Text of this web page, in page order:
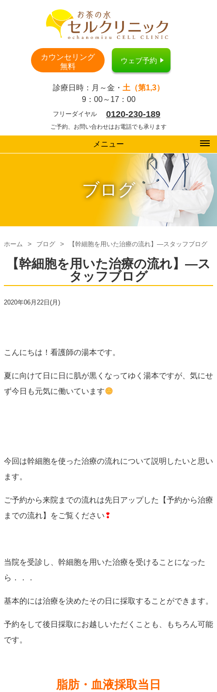
カウンセリング
無料
ウェブ予約
診療日時：月～金・ 土（第1,3）
9：00～17：00
フリーダイヤル 0120-230-189
ご予約、お問い合わせはお電話でも承ります
メニュー
ブログ
ホーム ブログ 【幹細胞を用いた治療の流れ】―スタッフブログ
【幹細胞を用いた治療の流れ】―ス
タッフブログ
2020年06月22日(月)
こんにちは！看護師の湯本です。
夏に向けて日に日に肌が黒くなってゆく湯本ですが、気にせ
ず今日も元気に働いています
今回は幹細胞を使った治療の流れについて説明したいと思い
ます。
ご予約から来院までの流れは先日アップした【予約から治療
までの流れ】をご覧ください ❢
当院を受診し、幹細胞を用いた治療を受けることになった
ら．．．
基本的には治療を決めたその日に採取することができます。
予約をして後日採取にお越しいただくことも、もちろん可能
です。
脂肪・血液採取当日